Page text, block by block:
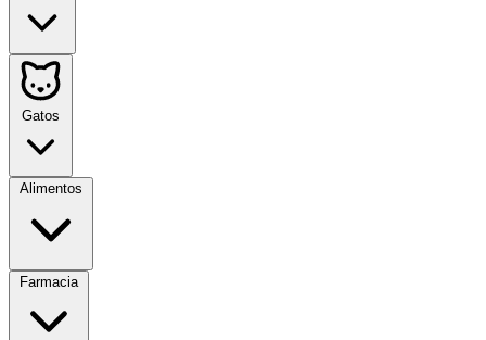
Gatos
Alimentos
Farmacia